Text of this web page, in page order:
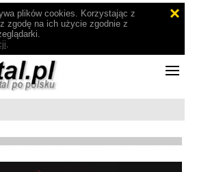
plików cookies. Korzystając z
zgodę na ich użycie zgodnie z
.